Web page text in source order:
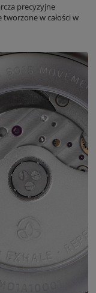
precyzyjne
tworzone w całości w